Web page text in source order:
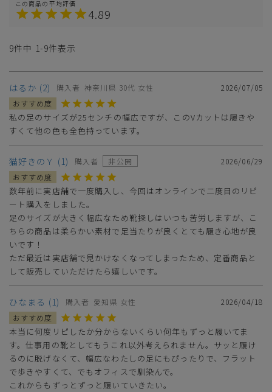
4.89
9件中 1-9件表示
はるか 2 購入者 神奈川県 30代 女性 2026/07/05
私の足のサイズが25センチの幅広ですが、このVカットは履きや
すくて他の色も全色持っています。
猫好きのＹ 1 購入者 非公開 2026/06/29
数年前に実店舗で一度購入し、今回はオンラインで二度目のリピ
ート購入をしました。
足のサイズが大きく幅広なため靴探しはいつも苦労しますが、こ
ちらの商品は柔らかい素材で足当たりが良くとても履き心地が良
いです！
ただ最近は実店舗で見かけなくなってしまったため、定番商品と
して販売していただけたら嬉しいです。
ひなまる 1 購入者 愛知県 女性 2026/04/18
本当に何度リピしたか分からないくらい何年もずっと履いてま
す。仕事用の靴としてもうこれ以外考えられません。サッと履け
るのに脱げなくて、幅広なわたしの足にもぴったりで、フラット
で歩きやすくて、でもオフィスで馴染んで。
これからもずっとずっと履いていきたい。